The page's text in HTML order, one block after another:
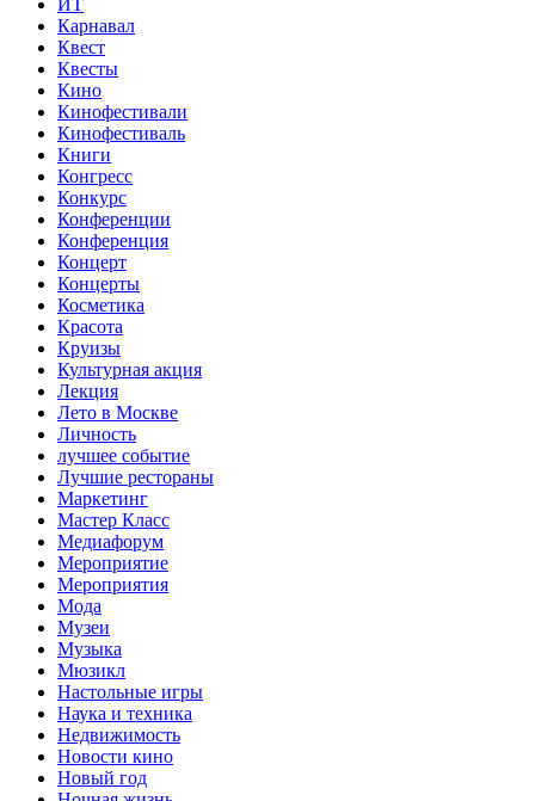
Карнавал
Квест
Квесты
Кино
Кинофестивали
Кинофестиваль
Книги
Конгресс
Конкурс
Конференции
Конференция
Концерт
Концерты
Косметика
Красота
Круизы
Культурная акция
Лекция
Лето в Москве
Личность
лучшее событие
Лучшие рестораны
Маркетинг
Мастер Класс
Медиафорум
Мероприятие
Мероприятия
Мода
Музеи
Музыка
Мюзикл
Настольные игры
Наука и техника
Недвижимость
Новости кино
Новый год